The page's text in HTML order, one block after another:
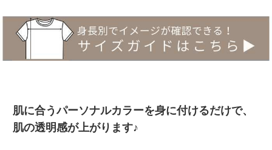
肌に合うパーソナルカラーを身に付けるだけで、
肌の透明感が上がります♪